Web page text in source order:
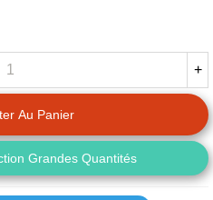
+
Au Panier
Grandes Quantités